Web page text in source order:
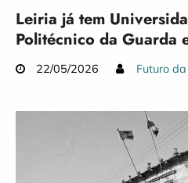
Leiria já tem
Politécnico da Guarda
22/05/2026 Futuro